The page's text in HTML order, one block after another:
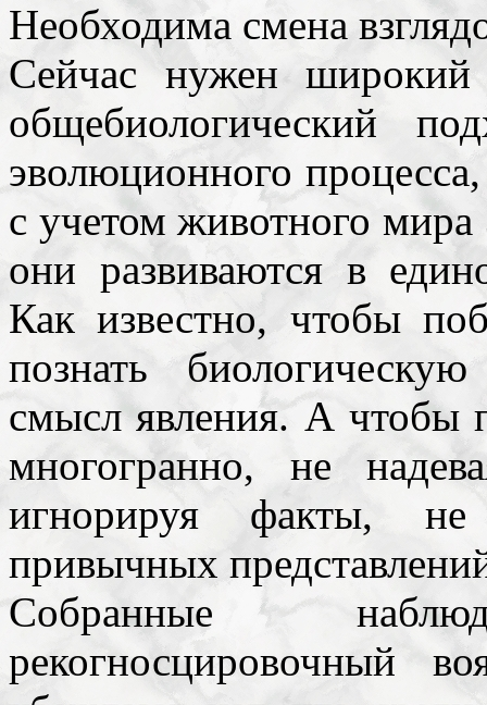
Необходима смена
Сейчас нужен широкий
общебиологический
эволюционного
с учетом животного
они развиваются в
Как известно, чтобы
познать
смысл явления. А чтобы
многогранно, не
игнорируя факты,
привычных
Собранные
рекогносцировочный